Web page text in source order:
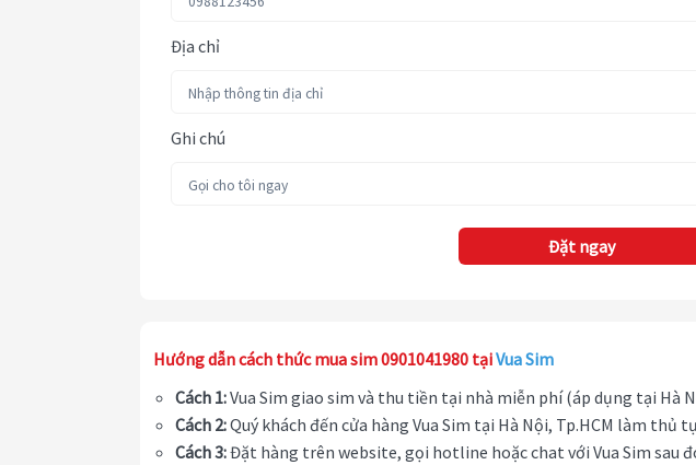
Địa chỉ
Ghi chú
Đặt ngay
Hướng dẫn cách thức mua sim 0901041980 tạiVua Sim
Cách 1:Vua Sim giao sim và thu tiền tại nhà miễn phí (áp dụng tại Hà
Cách 2:Quý khách đến cửa hàng Vua Sim tại Hà Nội, Tp.HCM làm thủ
Cách 3:Đặt hàng trên website, gọi hotline hoặc chat với Vua Sim sau